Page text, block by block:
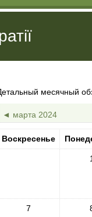
месячный
◄ марта 2024
Воскресенье
7